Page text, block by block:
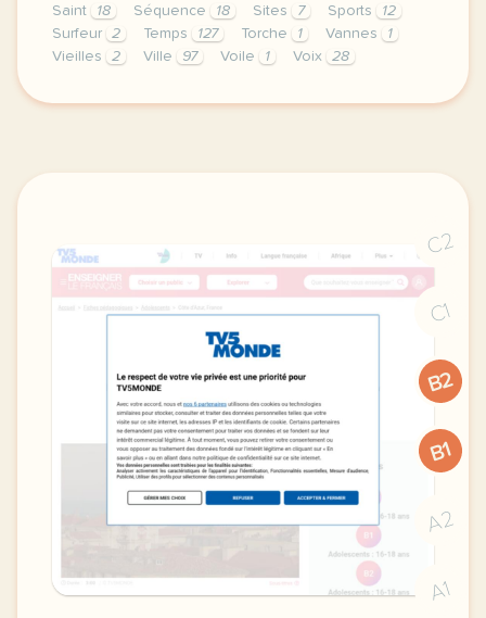
Saint
18 Séquence 18 Sites 7 Sports
12
Surfeur
2 Temps 127 Torche 1 Vannes
1
Vieilles
2 Ville 97 Voile 1 Voix 28
le respect de votre vie privee est une priorite
C2
C1
B2
B1
A2
A1